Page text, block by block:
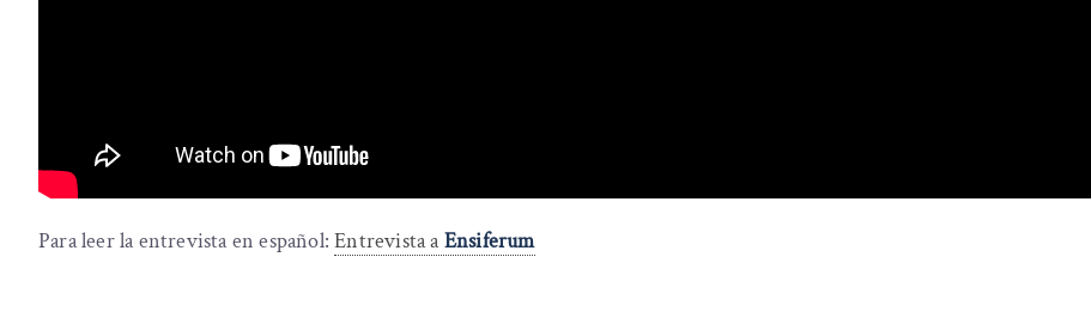
Para leer la entrevista en español:Entrevista aEnsiferum